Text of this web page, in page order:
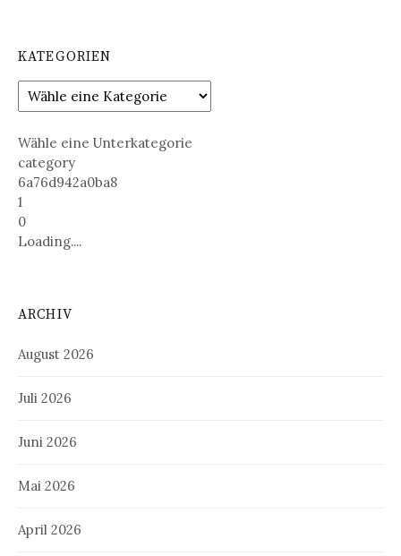
KATEGORIEN
Wähle eine Unterkategorie
category
6a76d942a0ba8
1
0
Loading....
ARCHIV
August 2026
Juli 2026
Juni 2026
Mai 2026
April 2026